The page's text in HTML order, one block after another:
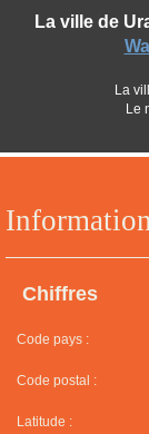
Chiffres
Code pays :
Code postal :
Latitude :
La ville de
La
Le